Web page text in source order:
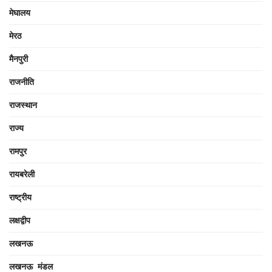
मेघालय
मेरठ
मैनपुरी
राजनीति
राजस्थान
राज्य
रामपुर
रायबरेली
राष्ट्रीय
लक्षद्वीप
लखनऊ
लखनऊ मंडल